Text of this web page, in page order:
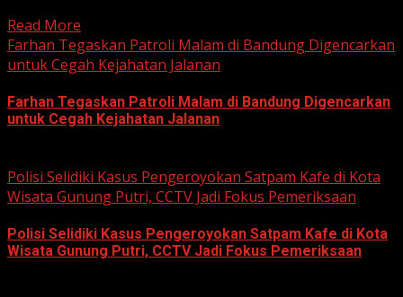
Read More
Farhan Tegaskan Patroli Malam di Bandung Digencarkan
untuk Cegah Kejahatan Jalanan
Farhan Tegaskan Patroli Malam di Bandung Digencarkan
untuk Cegah Kejahatan Jalanan
Polisi Selidiki Kasus Pengeroyokan Satpam Kafe di Kota
Wisata Gunung Putri, CCTV Jadi Fokus Pemeriksaan
Polisi Selidiki Kasus Pengeroyokan Satpam Kafe di Kota
Wisata Gunung Putri, CCTV Jadi Fokus Pemeriksaan